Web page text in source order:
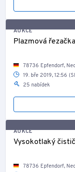
AUKCE
Plazmová
78736 Epfendorf,
19. bře 2019, 12:56
25 nabídek
AUKCE
Vysokotlaký
78736 Epfendorf,